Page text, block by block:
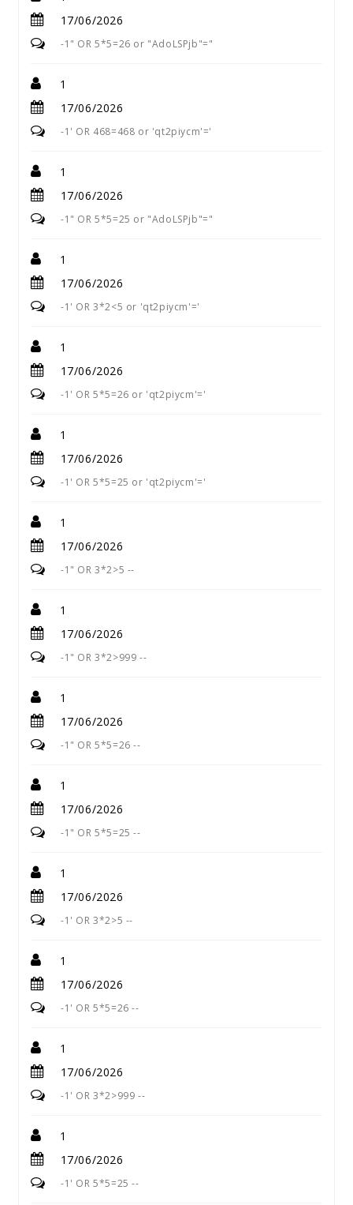
17/06/2026
-1" OR 5*5=26 or "AdoLSPjb"="
1
17/06/2026
-1' OR 468=468 or 'qt2piycm'='
1
17/06/2026
-1" OR 5*5=25 or "AdoLSPjb"="
1
17/06/2026
-1' OR 3*2<5 or 'qt2piycm'='
1
17/06/2026
-1' OR 5*5=26 or 'qt2piycm'='
1
17/06/2026
-1' OR 5*5=25 or 'qt2piycm'='
1
17/06/2026
-1" OR 3*2>5 --
1
17/06/2026
-1" OR 3*2>999 --
1
17/06/2026
-1" OR 5*5=26 --
1
17/06/2026
-1" OR 5*5=25 --
1
17/06/2026
-1' OR 3*2>5 --
1
17/06/2026
-1' OR 5*5=26 --
1
17/06/2026
-1' OR 3*2>999 --
1
17/06/2026
-1' OR 5*5=25 --